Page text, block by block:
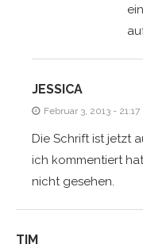
JESSICA
Februar 3, 2013 - 21:17
Die Schrift ist jetzt
ich kommentiert
nicht gesehen.
TIM